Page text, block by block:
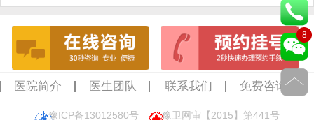
医院简介 医生团队 联系我们 免费咨询
豫ICP备13012580号 豫卫网审【2015】第441号
8